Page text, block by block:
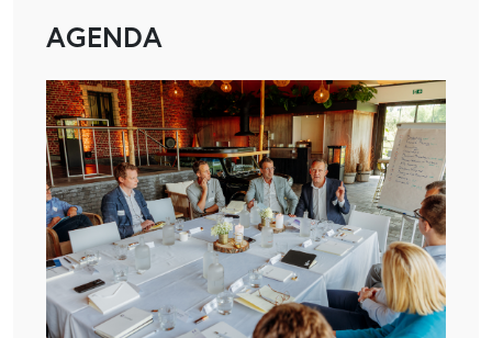
AGENDA